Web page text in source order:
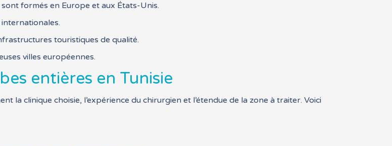
formés en Europe et aux États-Unis.
touristiques de qualité.
villes européennes.
entières en Tunisie
la clinique choisie, l’expérience du chirurgien et l’étendue de la zone à traiter. Voici